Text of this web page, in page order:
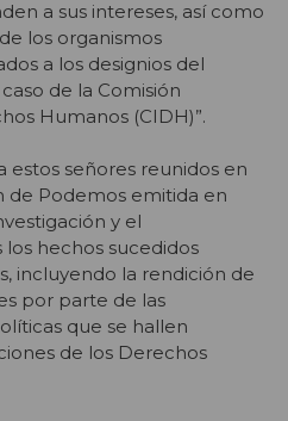
a sus intereses, así como
los organismos
a los designios del
de la Comisión
Humanos (CIDH)”.
estos señores reunidos en
de Podemos emitida en
y el
hechos sucedidos
incluyendo la rendición de
por parte de las
que se hallen
de los Derechos